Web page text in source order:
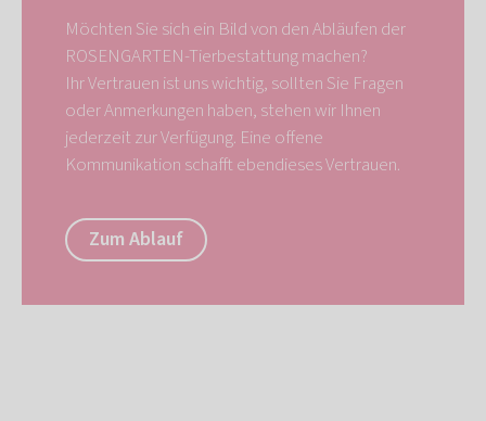
Möchten Sie sich ein Bild von den Abläufen der
ROSENGARTEN-Tierbestattung machen?
Ihr Vertrauen ist uns wichtig, sollten Sie Fragen
oder Anmerkungen haben, stehen wir Ihnen
jederzeit zur Verfügung. Eine offene
Kommunikation schafft ebendieses Vertrauen.
Zum Ablauf